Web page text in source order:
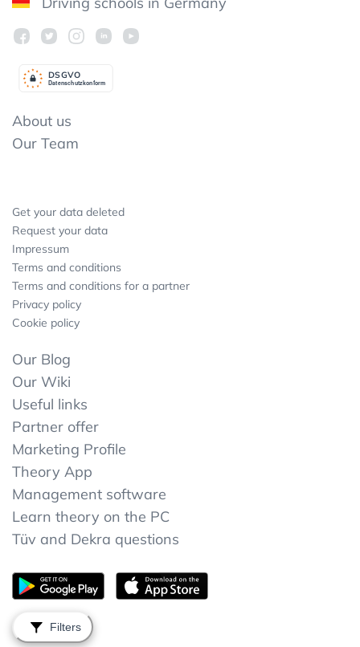
Filters
Datenschutzkonform
DSGVO
About us
Our Team
Get your data deleted
Request your data
Impressum
Terms and conditions
Terms and conditions for a partner
Privacy policy
Cookie policy
Our Blog
Our Wiki
Useful links
Partner offer
Marketing Profile
Theory App
Management software
Learn theory on the PC
Tüv and Dekra questions